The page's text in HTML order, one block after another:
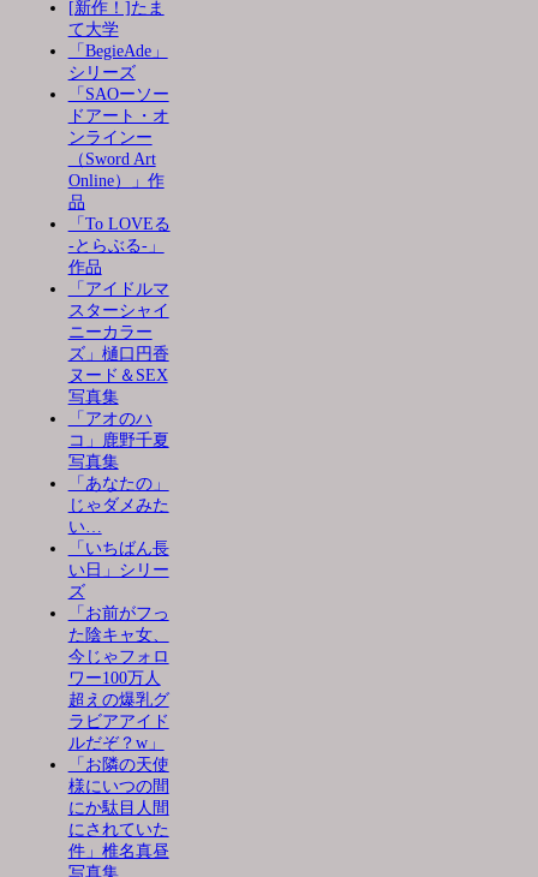
[新作！]たま
て大学
「BegieAde」
シリーズ
「SAOーソー
ドアート・オ
ンラインー
（Sword Art
Online）」作
品
「To LOVEる
-とらぶる-」
作品
「アイドルマ
スターシャイ
ニーカラー
ズ」樋口円香
ヌード＆SEX
写真集
「アオのハ
コ」鹿野千夏
写真集
「あなたの」
じゃダメみた
い…
「いちばん長
い日」シリー
ズ
「お前がフっ
た陰キャ女、
今じゃフォロ
ワー100万人
超えの爆乳グ
ラビアアイド
ルだぞ？w」
「お隣の天使
様にいつの間
にか駄目人間
にされていた
件」椎名真昼
写真集